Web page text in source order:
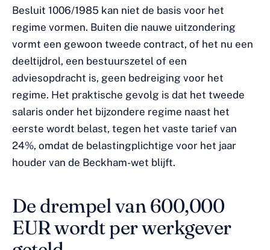
Besluit 1006/1985 kan niet de basis voor het
regime vormen. Buiten die nauwe uitzondering
vormt een gewoon tweede contract, of het nu een
deeltijdrol, een bestuurszetel of een
adviesopdracht is, geen bedreiging voor het
regime. Het praktische gevolg is dat het tweede
salaris onder het bijzondere regime naast het
eerste wordt belast, tegen het vaste tarief van
24%, omdat de belastingplichtige voor het jaar
houder van de Beckham-wet blijft.
De drempel van 600,000
EUR wordt per werkgever